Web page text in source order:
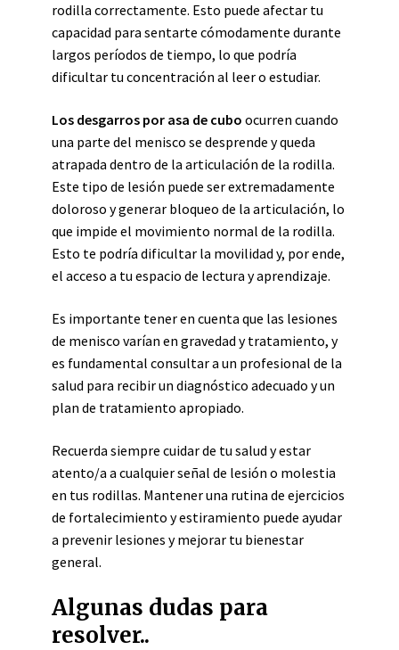
rodilla correctamente. Esto puede afectar tu
capacidad para sentarte cómodamente durante
largos períodos de tiempo, lo que podría
dificultar tu concentración al leer o estudiar.
Los desgarros por asa de cubo ocurren cuando
una parte del menisco se desprende y queda
atrapada dentro de la articulación de la rodilla.
Este tipo de lesión puede ser extremadamente
doloroso y generar bloqueo de la articulación, lo
que impide el movimiento normal de la rodilla.
Esto te podría dificultar la movilidad y, por ende,
el acceso a tu espacio de lectura y aprendizaje.
Es importante tener en cuenta que las lesiones
de menisco varían en gravedad y tratamiento, y
es fundamental consultar a un profesional de la
salud para recibir un diagnóstico adecuado y un
plan de tratamiento apropiado.
Recuerda siempre cuidar de tu salud y estar
atento/a a cualquier señal de lesión o molestia
en tus rodillas. Mantener una rutina de ejercicios
de fortalecimiento y estiramiento puede ayudar
a prevenir lesiones y mejorar tu bienestar
general.
Algunas dudas para
resolver..